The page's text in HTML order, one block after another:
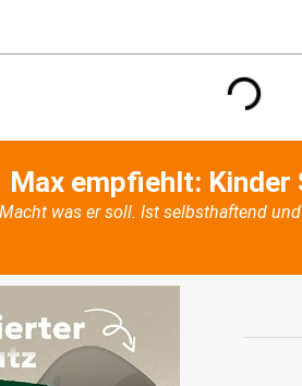
Max empfiehlt: Kinder
was er soll. Ist selbsthaftend